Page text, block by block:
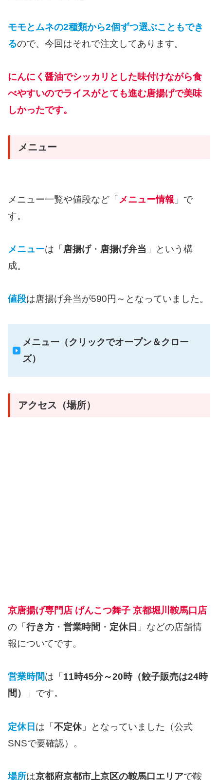
モモとムネの2種類から2個ずつ選ぶこともでき
るので、今回はそれで注文してあります。
にんにく醤油でシッカリとした味付けながら食
べやすいのでライスがとても進む唐揚げで美味
しかったです。
メニュー
メニュー一覧や値段など「 メニュー情報 」で
す。
メニューは「 唐揚げ・ 唐揚げ弁当 」という構
成。
値段は唐揚げ弁当が590円～となっていました。
メニュー（クリックでオープン＆クロー
ズ）
アクセス（場所）
京唐揚げ専門店 げんこつ舞子 京都堀川鞍馬口店
の「 行き方 ・ 営業時間 ・ 定休日 」などの店舗情
報についてです。
営業時間は「 11時45分～20時（餃子販売は24時
間）
」です。
定休日 は「不定休」となっていました（公式
SNSで要確認）。
場所は京都府京都市上京区の鞍馬口エリアで鞍